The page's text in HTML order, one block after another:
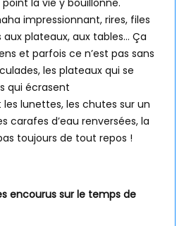
la vie y bouillonne.
impressionnant, rires, files
aux plateaux, aux tables… Ça
et parfois ce n’est pas sans
les plateaux qui se
qui écrasent
lunettes, les chutes sur un
carafes d’eau renversées, la
toujours de tout repos !
encourus sur le temps de